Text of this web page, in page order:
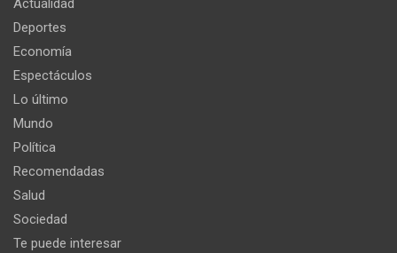
Actualidad
Deportes
Economía
Espectáculos
Lo último
Mundo
Política
Recomendadas
Salud
Sociedad
Te puede interesar